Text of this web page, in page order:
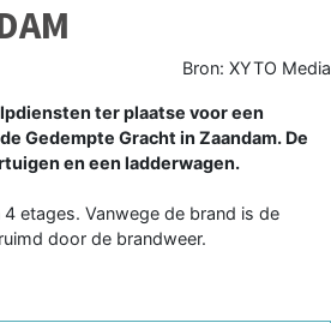
Bron: XYTO Media
ter plaatse voor een
Gedempte Gracht in Zaandam. De
en een ladderwagen.
etages. Vanwege de brand is de
door de brandweer.